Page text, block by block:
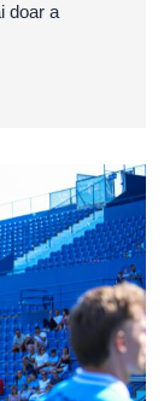
doar a